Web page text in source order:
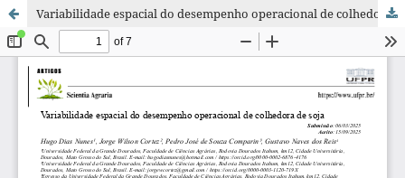
Variabilidade espacial do desempenho operacional de colhedora de soja